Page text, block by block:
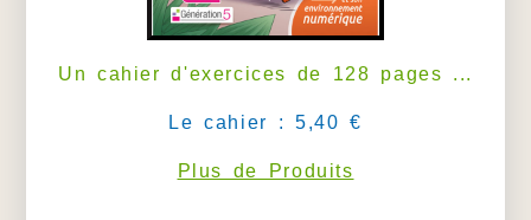
Un cahier d'exercices de 128 pages ...
Le cahier : 5,40 €
Plus de Produits